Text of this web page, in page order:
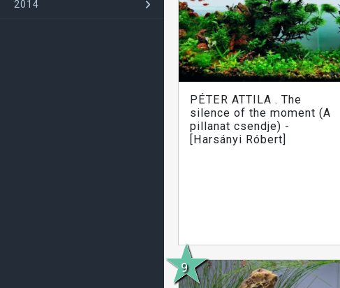
2014
PÉTER ATTILA . The
silence of the moment (A
pillanat csendje) -
[Harsányi Róbert]